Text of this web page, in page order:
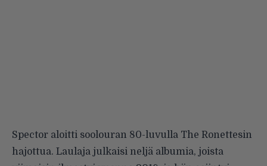
Spector aloitti soolouran 80-luvulla The Ronettesin
hajottua. Laulaja julkaisi neljä albumia, joista